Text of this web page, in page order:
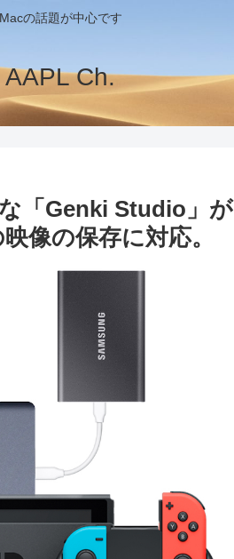
Macの話題が中心です
AAPL Ch.
「Genki Studio」が
像の保存に対応。